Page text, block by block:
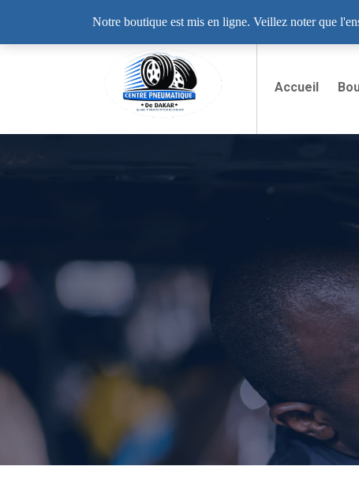
Lundi - Samedi: 8:00 - 19:00 12 Rue LIB
Accueil
Notre boutique est mis en ligne. Veillez noter que